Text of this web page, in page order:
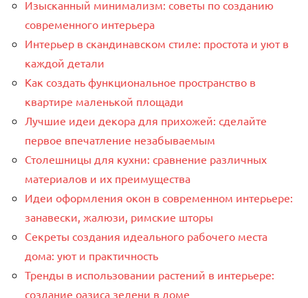
Изысканный минимализм: советы по созданию
современного интерьера
Интерьер в скандинавском стиле: простота и уют в
каждой детали
Как создать функциональное пространство в
квартире маленькой площади
Лучшие идеи декора для прихожей: сделайте
первое впечатление незабываемым
Столешницы для кухни: сравнение различных
материалов и их преимущества
Идеи оформления окон в современном интерьере:
занавески, жалюзи, римские шторы
Секреты создания идеального рабочего места
дома: уют и практичность
Тренды в использовании растений в интерьере:
создание оазиса зелени в доме